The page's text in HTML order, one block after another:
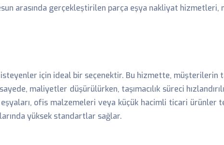
arasında gerçekleştirilen parça eşya nakliyat hizmetleri,
için ideal bir seçenektir. Bu hizmette, müşterilerin
maliyetler düşürülürken, taşımacılık süreci
ofis malzemeleri veya küçük hacimli ticari ürünler
yüksek standartlar sağlar.